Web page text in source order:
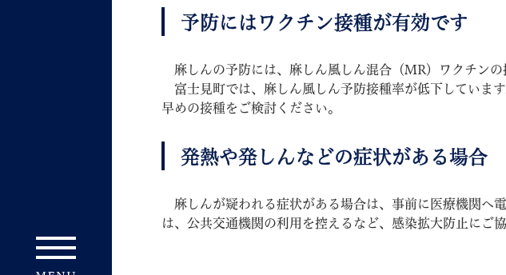
妊娠・出産 教育 結婚・
Foreign language 背景色 文字サイズ
携帯サイト
予防にはワクチン接種が有効です
麻しんの予防には、麻しん風しん混合（MR）ワクチンの
富士見町では、麻しん風しん予防接種率が低下していま
早めの接種をご検討ください。
発熱や発しんなどの症状がある場合
麻しんが疑われる症状がある場合は、事前に医療機関へ
は、公共交通機関の利用を控えるなど、感染拡大防止にご